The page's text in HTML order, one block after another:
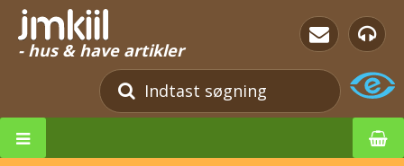
- hus & have artikler